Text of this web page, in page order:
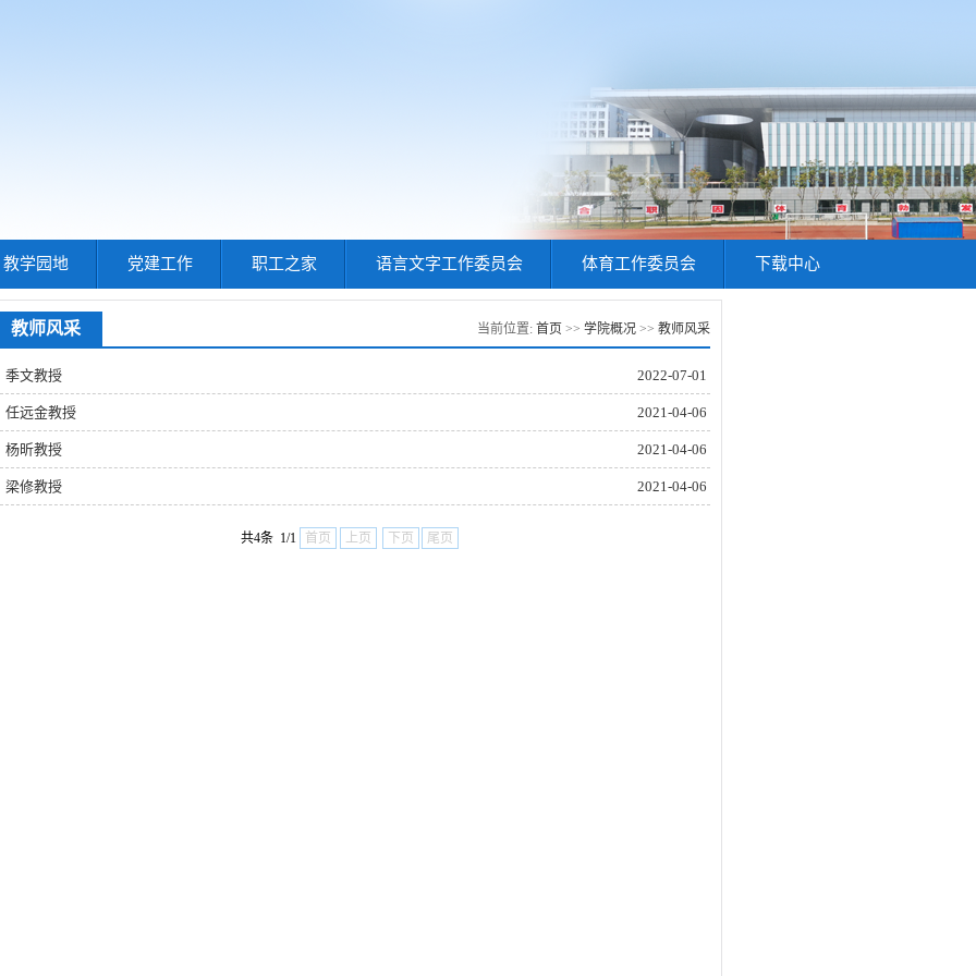
教学园地 党建工作 职工之家 语言文字工作委员会 体育工作委员会 下载中心
教师风采 当前位置: 首页 >> 学院概况 >> 教师风采
2022-07-01
季文教授
2021-04-06
任远金教授
2021-04-06
杨昕教授
2021-04-06
梁修教授
共4条 1/1 首页 上页 下页 尾页